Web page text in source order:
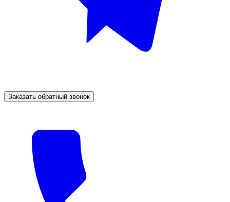
Заказать обратный звонок